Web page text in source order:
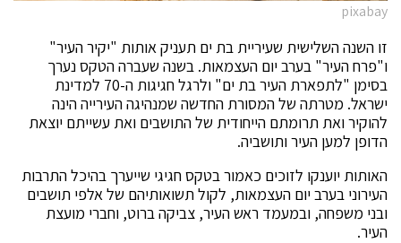
pixabay
זו השנה השלישית שעיריית בת ים תעניק אותות "יקיר העיר"
ו"פרח העיר" בערב יום העצמאות. בשנה שעברה הטקס נערך
בסימן "לתפארת העיר בת ים" ולרגל חגיגות ה-70 למדינת
ישראל. מטרתה של המסורת החדשה שמנהיגה העירייה הינה
להוקיר ואת תרומתם הייחודית של התושבים ואת עשייתם יוצאת
הדופן למען העיר ותושביה.
האותות יוענקו לזוכים כאמור בטקס חגיגי שייערך בהיכל התרבות
העירוני בערב יום העצמאות, לקול תשואותיהם של אלפי תושבים
ובני משפחה, ובמעמד ראש העיר, צביקה ברוט, וחברי מועצת
העיר.